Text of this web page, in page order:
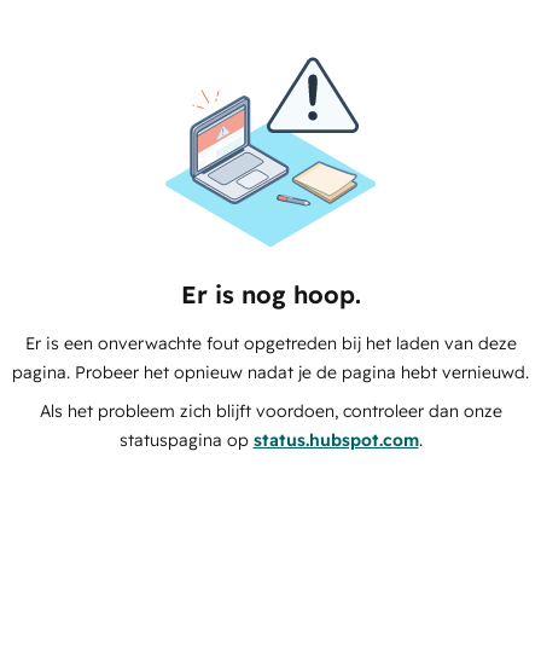
Er is nog hoop.
Er is een onverwachte fout opgetreden bij het laden van deze
pagina. Probeer het opnieuw nadat je de pagina hebt vernieuwd.
Als het probleem zich blijft voordoen, controleer dan onze
statuspagina op status.hubspot.com.